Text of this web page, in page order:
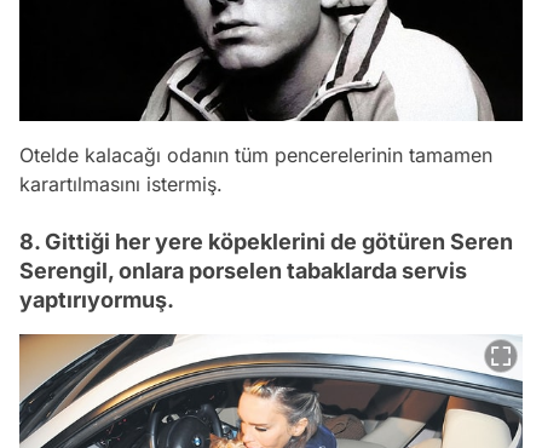
Otelde kalacağı odanın tüm pencerelerinin tamamen
karartılmasını istermiş.
8. Gittiği her yere köpeklerini de götüren Seren
Serengil, onlara porselen tabaklarda servis
yaptırıyormuş.